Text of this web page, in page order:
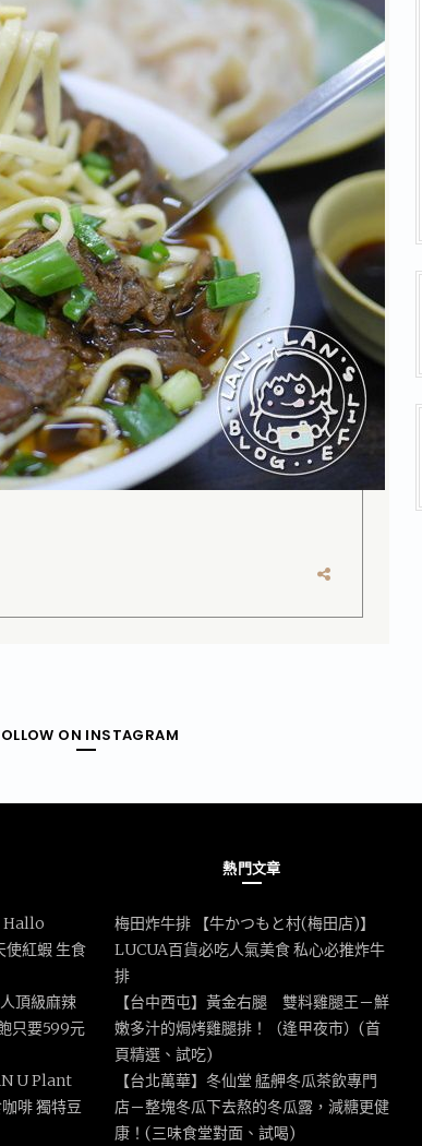
ON INSTAGRAM
Hallo
紅蝦 生食
頂級麻辣
只要599元
U Plant
啡 獨特豆
熱門文章
梅田炸牛排 【牛かつもと村(梅田店)】
LUCUA百貨必吃人氣美食 私心必推炸牛
排
【台中西屯】黃金右腿 雙料雞腿王－鮮
嫩多汁的焗烤雞腿排！（逢甲夜市）(首
頁精選、試吃)
【台北萬華】冬仙堂 艋舺冬瓜茶飲專門
店－整塊冬瓜下去熬的冬瓜露，減糖更健
康！(三味食堂對面、試喝)